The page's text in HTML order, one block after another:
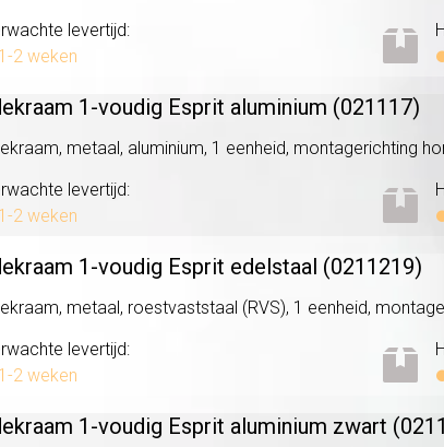
levertijd:
1-2 weken
1-voudig Esprit aluminium (021117)
metaal, aluminium, 1 eenheid, montagerichting
levertijd:
1-2 weken
1-voudig Esprit edelstaal (0211219)
metaal, roestvaststaal (RVS), 1 eenheid,
levertijd:
1-2 weken
1-voudig Esprit aluminium zwart